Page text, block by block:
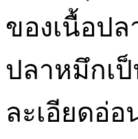
ของเนื้อป
ปลาหมึกเ
ละเอียดอ่